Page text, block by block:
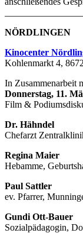
NÖRDLINGEN
Kinocenter
Kohlenmarkt 4,
In Zusammenarbeit
Donnerstag, 11.
Film &
Dr. Hähndel
Chefarzt
Regina Maier
Hebamme,
Paul Sattler
ev. Pfarrer,
Gundi Ott-Bauer
Sozialpädagogin,